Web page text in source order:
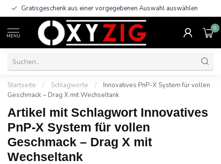
Gratisgeschenk aus einer vorgegebenen Auswahl auswählen
MENU
0
Startseite / Schlagworte /
Innovatives PnP-X System für vollen
Geschmack – Drag X mit Wechseltank
Artikel mit Schlagwort Innovatives
PnP-X System für vollen
Geschmack – Drag X mit
Wechseltank